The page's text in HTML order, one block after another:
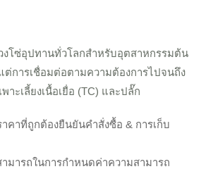
งโซ่อุปทานทั่วโลกสำหรับอุตสาหกรรมต้น
ต่การเชื่อมต่อตามความต้องการไปจนถึง
ะเลี้ยงเนื้อเยื่อ (TC) และปลั๊ก
คาที่ถูกต้องยืนยันคำสั่งซื้อ & การเก็บ
มารถในการกำหนดค่าความสามารถ